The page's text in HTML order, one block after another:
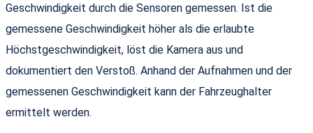
Geschwindigkeit durch die Sensoren gemessen. Ist die
gemessene Geschwindigkeit höher als die erlaubte
Höchstgeschwindigkeit, löst die Kamera aus und
dokumentiert den Verstoß. Anhand der Aufnahmen und der
gemessenen Geschwindigkeit kann der Fahrzeughalter
ermittelt werden.